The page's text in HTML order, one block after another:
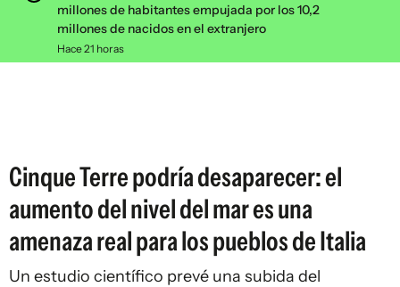
ESPAÑA
ESTADOS UNIDOS
millones de habitantes empujada por los 10,2
millones de nacidos en el extranjero
Hace 21 horas
Cinque Terre podría desaparecer: el
aumento del nivel del mar es una
amenaza real para los pueblos de Italia
Un estudio científico prevé una subida del